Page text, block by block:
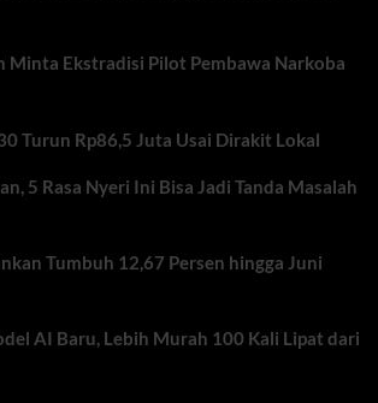
Minta Ekstradisi Pilot Pembawa Narkoba
Turun Rp86,5 Juta Usai Dirakit Lokal
5 Rasa Nyeri Ini Bisa Jadi Tanda Masalah
Tumbuh 12,67 Persen hingga Juni
AI Baru, Lebih Murah 100 Kali Lipat dari